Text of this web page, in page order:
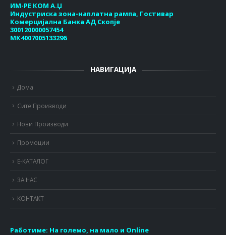
ИМ-РЕ КОМ А.Џ
Индустриска зона-наплатна рампа, Гостивар
Комерцијална Банка АД Скопје
300120000057454
МК4007005133296
НАВИГАЦИЈА
Дома
Сите Производи
Нови Производи
Промоции
Е-КАТАЛОГ
ЗА НАС
КОНТАКТ
Работиме: На големо, на мало и Online